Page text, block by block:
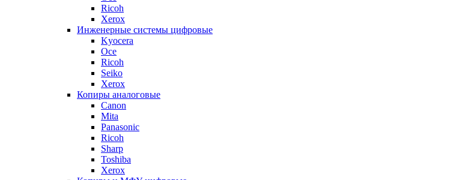
Ricoh
Xerox
Инженерные системы цифровые
Kyocera
Oce
Ricoh
Seiko
Xerox
Копиры аналоговые
Canon
Mita
Panasonic
Ricoh
Sharp
Toshiba
Xerox